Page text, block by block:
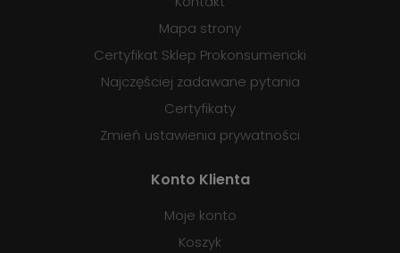
Mapa strony
Certyfikat Sklep Prokonsumencki
Najczęściej zadawane pytania
Certyfikaty
Zmień ustawienia prywatności
Konto Klienta
Moje konto
Koszyk